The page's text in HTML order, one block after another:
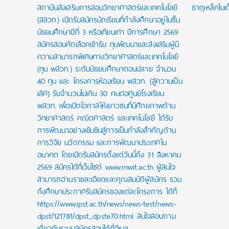
สถาบันส่งเสริมการสอนวิทยาศาสตร์และเทคโนโลยี
(สสวท.) เปิดรับสมัครนักเรียนที่กำลังศึกษาอยู่ในชั้น
มัธยมศึกษาปีที่ 3 หรือเทียบเท่า ปีการศึกษา 2569
สมัครสอบคัดเลือกเข้ารับ ทุนพัฒนาและส่งเสริมผู้มี
ความสามารถพิเศษทางวิทยาศาสตร์และเทคโนโลยี
(ทุน พสวท.) ระดับมัธยมศึกษาตอนปลาย จำนวน
40 ทุน และ โครงการห้องเรียน พสวท. (สู่ความเป็น
เลิศ) รับจำนวนไม่เกิน 30 คนต่อศูนย์โรงเรียน
พสวท. เพื่อเปิดโอกาสให้เยาวชนที่มีศักยภาพด้าน
วิทยาศาสตร์ คณิตศาสตร์ และเทคโนโลยี ได้รับ
การพัฒนาอย่างเข้มข้นสู่การเป็นกำลังสำคัญด้าน
การวิจัย นวัตกรรม และการพัฒนาประเทศใน
อนาคต โดยเปิดรับสมัครตั้งแต่วันนี้ถึง 31 สิงหาคม
2569 สมัครได้ที่เว็บไซต์ www.mwit.ac.th ผู้สนใจ
สามารถอ่านรายละเอียดและคุณสมบัติผู้สมัคร รวม
ถึงศึกษาประกาศรับสมัครของแต่ละโครงการ ได้ที่
https://www.ipst.ac.th/news/news-test/news-
dpst/121781/dpst_dpste70.html สนใจสอบถาม
ธาตุเหล็กใน